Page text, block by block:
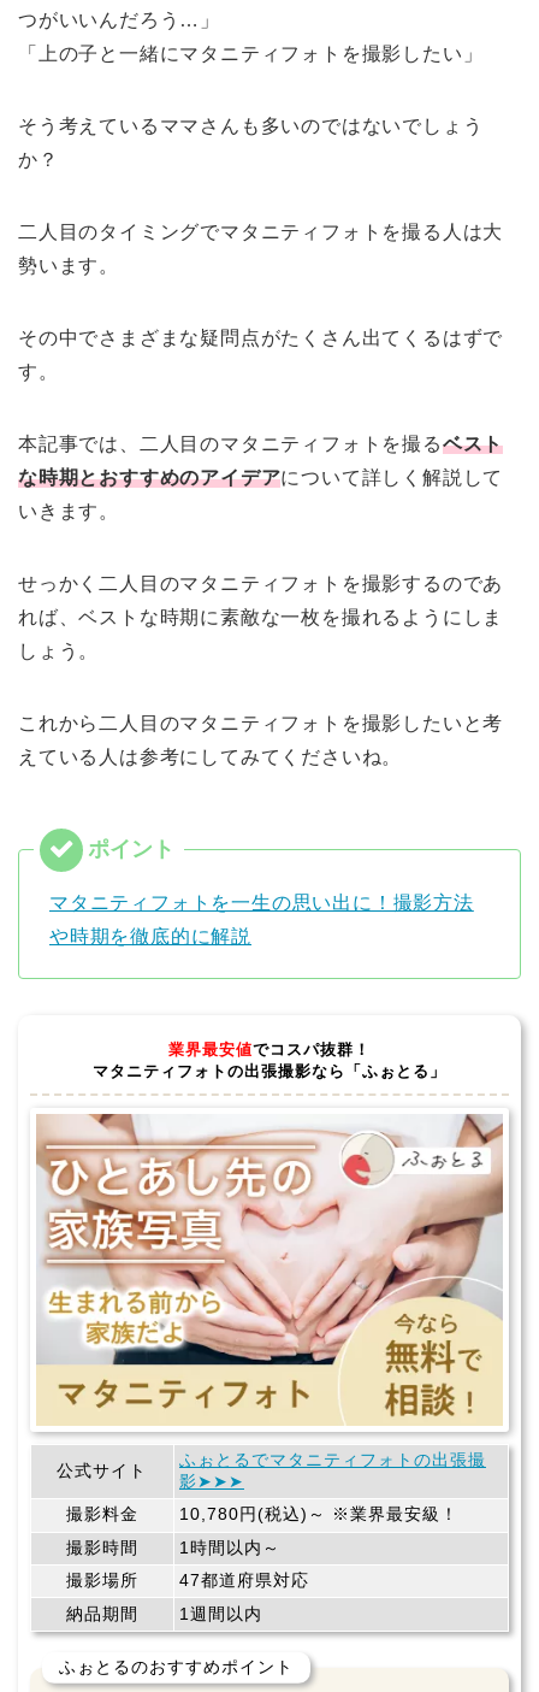
つがいいんだろう…」
「上の子と一緒にマタニティフォトを撮影したい」
そう考えているママさんも多いのではないでしょう
か？
二人目のタイミングでマタニティフォトを撮る人は大
勢います。
その中でさまざまな疑問点がたくさん出てくるはずで
す。
本記事では、二人目のマタニティフォトを撮るベスト
な時期とおすすめのアイデアについて詳しく解説して
いきます。
せっかく二人目のマタニティフォトを撮影するのであ
れば、ベストな時期に素敵な一枚を撮れるようにしま
しょう。
これから二人目のマタニティフォトを撮影したいと考
えている人は参考にしてみてくださいね。
マタニティフォトを一生の思い出に！撮影方法
や時期を徹底的に解説
業界最安値でコスパ抜群！
マタニティフォトの出張撮影なら「ふぉとる」
公式サイト
ふぉとるでマタニティフォトの出張撮
影➤➤➤
撮影料金
10,780円(税込)～ ※業界最安級！
撮影時間
1時間以内～
撮影場所
47都道府県対応
納品期間
1週間以内
ふぉとるのおすすめポイント